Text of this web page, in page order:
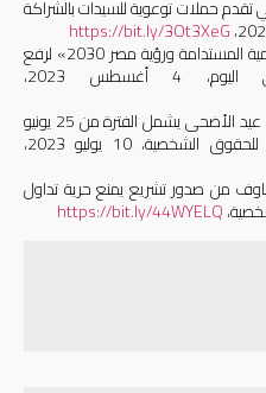
تقدم حملات توعوية للسيدات بالشراكة
https://bit.ly/3Ot3XeG
وليد صالح، دورات تدريبية بعنوان «التنمية المستدامة ورؤية مصر 2030» لرفع
2023،
المبادرة في أسبوع | عدد خاص بعد عيد الأضحى يشمل الفترة من 25 يونيو
من صدور تشريع يمنع حرية تداول
https://bit.ly/44WYELQ